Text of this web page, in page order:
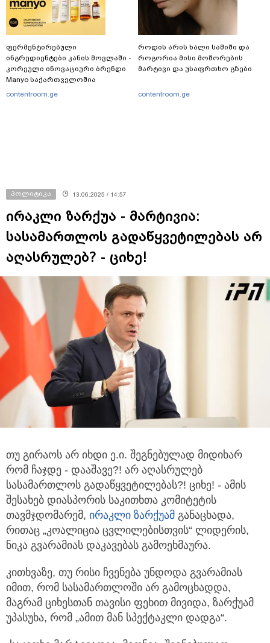
ფერმენტირებული
ინგრედიენტები კანის მოვლაში -
კორეული ინოვაციური ბრენდი
Manyo საქართველოშია
contentroom.ge
როდის არის ხალი საშიში და
როგორია მისი მოშორების
მარტივი და უსაფრთხო გზები
contentroom.ge
პოლიტიკა 13.06.2025 / 14:57
ირაკლი ზარქუა - მარტივია:
სასამართლოს გადაწყვეტილებას არ
აღასრულებ? - ციხე!
თუ გირაოს არ იხდი ე.ი. შეგნებულად მიდიხარ
რომ ჩაჯდე - დააშავე?! არ აღასრულებ
სასამართლოს გადაწყვეტილებას?! ციხე! - ამის
შესახებ დიასპორის საკითხთა კომიტეტის
თავმჯდომარემ, ირაკლი ზარქუამ განაცხადა,
რითაც „კოალიცია ცვლილებისთვის“ ლიდერის,
ნიკა გვარამიას დაკავებას გამოეხმაურა.
კითხვაზე, თუ რისი ჩვენება უნდოდა გვარამიას
იმით, რომ სასამართლოში არ გამოცხადდა,
მაგრამ ციხესთან თავისი ფეხით მივიდა, ზარქუამ
უპასუხა, რომ „ამით მან სპექტაკლი დადგა“.